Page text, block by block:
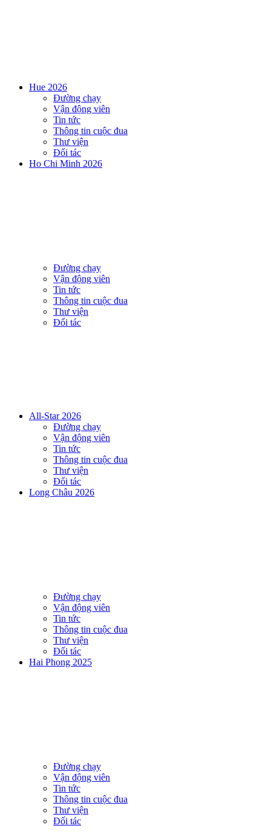
Hue 2026
Đường chạy
Vận động viên
Tin tức
Thông tin cuộc đua
Thư viện
Đối tác
Ho Chi Minh 2026
Đường chạy
Vận động viên
Tin tức
Thông tin cuộc đua
Thư viện
Đối tác
All-Star 2026
Đường chạy
Vận động viên
Tin tức
Thông tin cuộc đua
Thư viện
Đối tác
Long Châu 2026
Đường chạy
Vận động viên
Tin tức
Thông tin cuộc đua
Thư viện
Đối tác
Hai Phong 2025
Đường chạy
Vận động viên
Tin tức
Thông tin cuộc đua
Thư viện
Đối tác